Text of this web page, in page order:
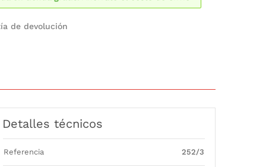
de devolución
Detalles técnicos
Referencia 252/3